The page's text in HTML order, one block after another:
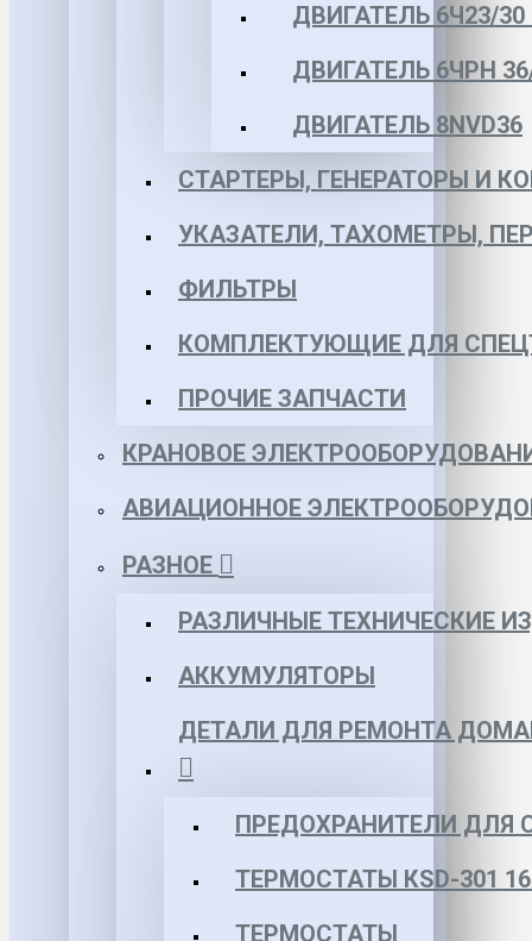
ДВИГАТЕЛЬ 6Ч23/30
ДВИГАТЕЛЬ 6ЧРН
ДВИГАТЕЛЬ 8NVD36
СТАРТЕРЫ, ГЕНЕРАТОРЫ И
УКАЗАТЕЛИ, ТАХОМЕТРЫ,
ФИЛЬТРЫ
КОМПЛЕКТУЮЩИЕ ДЛЯ
ПРОЧИЕ ЗАПЧАСТИ
КРАНОВОЕ
АВИАЦИОННОЕ
РАЗНОЕ
РАЗЛИЧНЫЕ ТЕХНИЧЕСКИЕ
АККУМУЛЯТОРЫ
ДЕТАЛИ ДЛЯ РЕМОНТА
ПРЕДОХРАНИТЕЛИ ДЛЯ
ТЕРМОСТАТЫ КSD-301
ТЕРМОСТАТЫ